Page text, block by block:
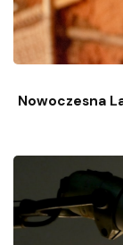
Nowoczesna